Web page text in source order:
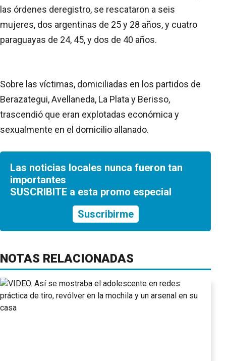
las órdenes deregistro, se rescataron a seis
mujeres, dos argentinas de 25 y 28 años, y cuatro
paraguayas de 24, 45, y dos de 40 años.
Sobre las víctimas, domiciliadas en los partidos de
Berazategui, Avellaneda, La Plata y Berisso,
trascendió que eran explotadas económica y
sexualmente en el domicilio allanado.
Las noticias locales nunca fueron tan
importantes
SUSCRIBITE a esta promo especial
Suscribirme
NOTAS RELACIONADAS